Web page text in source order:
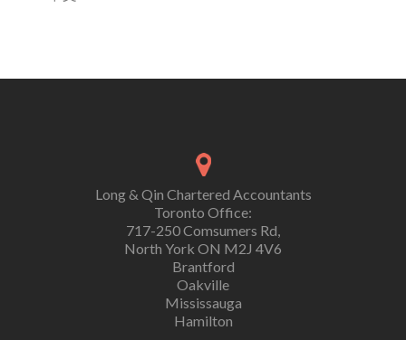
Long & Qin Chartered Accountants
Toronto Office:
717-250 Comsumers Rd,
North York ON M2J 4V6
Brantford
Oakville
Mississauga
Hamilton